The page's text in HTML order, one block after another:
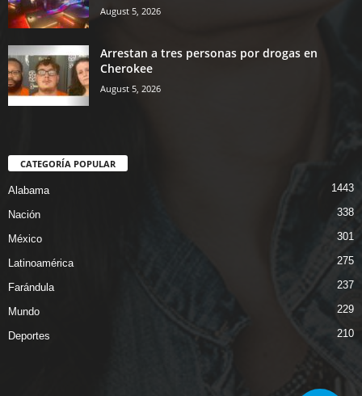
August 5, 2026
Arrestan a tres personas por drogas en
Cherokee
August 5, 2026
CATEGORÍA POPULAR
Alabama 1443
Nación 338
México 301
Latinoamérica 275
Farándula 237
Mundo 229
Deportes 210